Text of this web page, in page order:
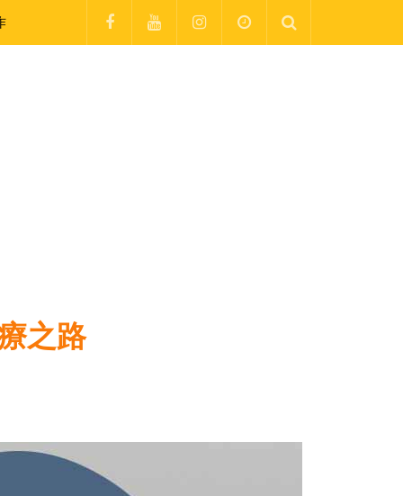
之路